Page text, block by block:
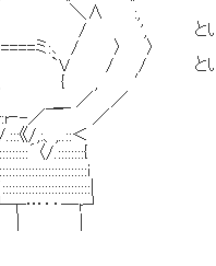
∧ :,
わけで、うち
ミ:､ / 〉 〉
いう形に
, ′
／ ／
￣ ／
、,..::＜
〈/.::::::::{
｜ |